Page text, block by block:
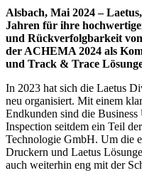
Alsbach, Mai 2024 –
Jahren für ihre
und Rückverfolgbarkeit
der ACHEMA 2024 als
und Track & Trace
In 2023 hat sich die Laetus
neu organisiert. Mit einem
Endkunden sind die
Inspection seitdem ein Teil
Technologie GmbH. Um die
Druckern und Laetus
auch weiterhin eng mit der